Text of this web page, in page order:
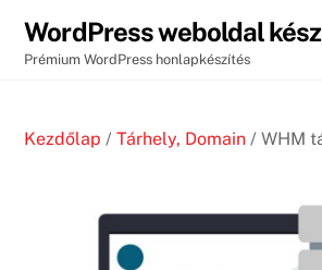
content
WordPress weboldal
Prémium WordPress honlapkészítés
Kezdőlap /Tárhely, Domain / WHM